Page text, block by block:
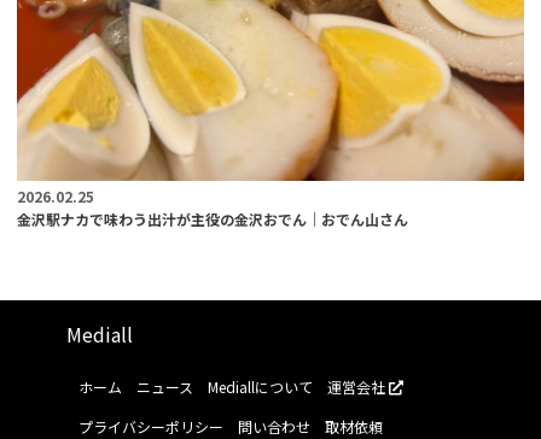
2026.02.25
金沢駅ナカで味わう出汁が主役の金沢おでん｜おでん山さん
Mediall
ホーム ニュース Mediallについて
運営会社
プライバシーポリシー
問い合わせ
取材依頼